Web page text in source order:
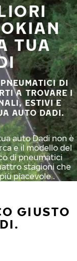
TUA
DI
A TROVARE I
ESTIVI E
AUTO DADI.
auto Dadi non è
e il modello del
di pneumatici
stagioni che
piacevole .
GIUSTO